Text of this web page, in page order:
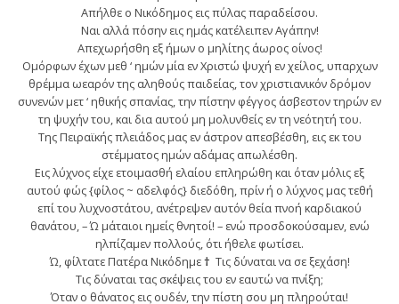
Απήλθε ο Νικόδημος εις πύλας παραδείσου.
Ναι αλλά πόσην εις ημάς κατέλειπεν Αγάπην!
Απεχωρήσθη εξ ήμων ο μηλίτης άωρος οίνος!
Ομόρφων έχων μεθ ‘ ημών μία εν Χριστώ ψυχή εν χείλος, υπαρχων
θρέμμα ωεαρόν της αληθούς παιδείας, τον χριστιανικόν δρόμον
συνενών μετ ‘ ηθικής σπανίας, την πίστην φέγγος άσβεστον τηρών εν
τη ψυχήν του, και δια αυτού μη μολυνθείς εν τη νεότητή του.
Της Πειραϊκής πλειάδος μας εν άστρον απεσβέσθη, εις εκ του
στέμματος ημών αδάμας απωλέσθη.
Εις λύχνος είχε ετοιμασθή ελαίου επληρώθη και όταν μόλις εξ
αυτού φώς {φίλος ~ αδελφός} διεδόθη, πρίν ή ο λύχνος μας τεθή
επί του λυχνοστάτου, ανέτρεψεν αυτόν θεία πνοή καρδιακού
θανάτου, – Ώ μάταιοι ημείς θνητοί! – ενώ προσδοκούσαμεν, ενώ
ηλπίζαμεν πολλούς, ότι ήθελε φωτίσει.
Ώ, φίλτατε Πατέρα Νικόδημε† Τις δύναται να σε ξεχάση!
Τις δύναται τας σκέψεις του εν εαυτώ να πνίξη;
Όταν ο θάνατος εις ουδέν, την πίστη σου μη πληρούται!